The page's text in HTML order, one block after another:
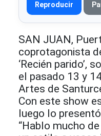
Reproducir
SAN JUAN,
coprotagonista
‘Recién parido’,
el pasado 13 y
Artes de
Con este show
luego lo
“Hablo mucho